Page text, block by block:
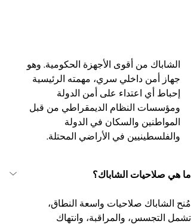
الشاباك من أقوى الأجهزة الحكومية. وهو
جهاز أمن داخلي سري، مهمته الرئيسية
إحباط أي اعتداء على أمن الدولة
ومؤسسات النظام الديمقراطي من قبل
المواطنين والسكان في الدولة
والفلسطينيين في الأراضي المحتلة.
ما هي صلاحيات الشاباك؟
مُنح الشاباك صلاحيات واسعة النطاق،
تشمل التجسس، والمراقبة، وانتهاك